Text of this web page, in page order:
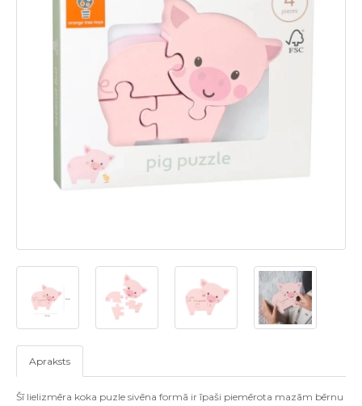
Apraksts
Šī lielizmēra koka puzle sivēna formā ir īpaši piemērota mazām bērnu